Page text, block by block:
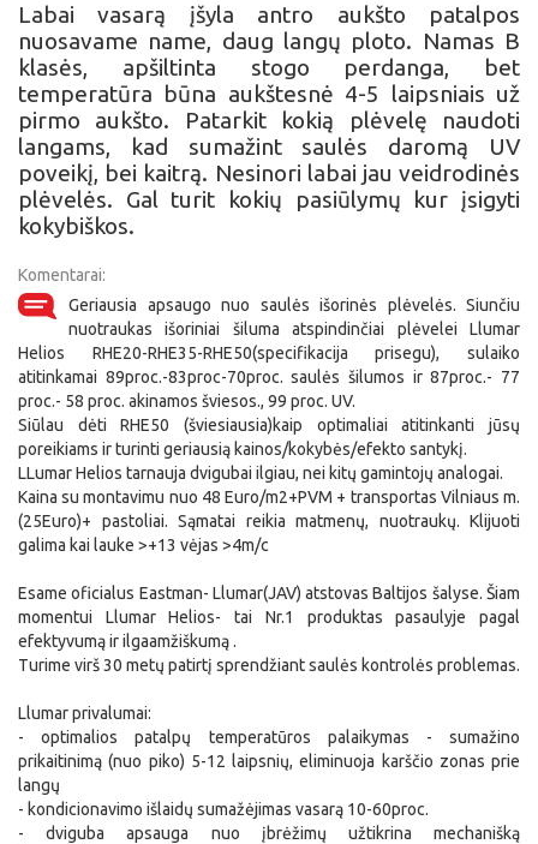
Labai vasarą įšyla antro aukšto patalpos
nuosavame name, daug langų ploto. Namas B
klasės, apšiltinta stogo perdanga, bet
temperatūra būna aukštesnė 4-5 laipsniais už
pirmo aukšto. Patarkit kokią plėvelę naudoti
langams, kad sumažint saulės daromą UV
poveikį, bei kaitrą. Nesinori labai jau veidrodinės
plėvelės. Gal turit kokių pasiūlymų kur įsigyti
kokybiškos.
Komentarai:
Geriausia apsaugo nuo saulės išorinės plėvelės. Siunčiu
nuotraukas išoriniai šiluma atspindinčiai plėvelei Llumar
Helios RHE20-RHE35-RHE50(specifikacija prisegu), sulaiko
atitinkamai 89proc.-83proc-70proc. saulės šilumos ir 87proc.- 77
proc.- 58 proc. akinamos šviesos., 99 proc. UV.
Siūlau dėti RHE50 (šviesiausia)kaip optimaliai atitinkanti jūsų
poreikiams ir turinti geriausią kainos/kokybės/efekto santykį.
LLumar Helios tarnauja dvigubai ilgiau, nei kitų gamintojų analogai.
Kaina su montavimu nuo 48 Euro/m2+PVM + transportas Vilniaus m.
(25Euro)+ pastoliai. Sąmatai reikia matmenų, nuotraukų. Klijuoti
galima kai lauke >+13 vėjas >4m/c
Esame oficialus Eastman- Llumar(JAV) atstovas Baltijos šalyse. Šiam
momentui Llumar Helios- tai Nr.1 produktas pasaulyje pagal
efektyvumą ir ilgaamžiškumą .
Turime virš 30 metų patirtį sprendžiant saulės kontrolės problemas.
Llumar privalumai:
- optimalios patalpų temperatūros palaikymas - sumažino
prikaitinimą (nuo piko) 5-12 laipsnių, eliminuoja karščio zonas prie
langų
- kondicionavimo išlaidų sumažėjimas vasarą 10-60proc.
- dviguba apsauga nuo įbrėžimų užtikrina mechanišką